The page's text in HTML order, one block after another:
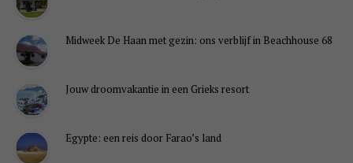
Midweek De Haan met gezin: ons verblijf in Beachhouse 68
Jouw droomvakantie in een Grieks resort
Egypte: een reis door Farao’s land